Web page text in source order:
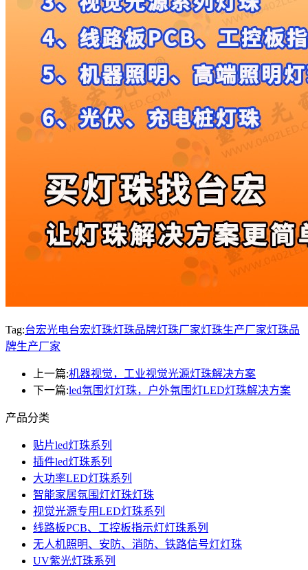
Tag:台宏光电台宏灯珠灯珠品牌灯珠厂家灯珠生产厂家灯珠品
牌生产厂家
上一篇:机器视觉，工业视觉光源灯珠解决方案
下一篇:led氛围灯灯珠，户外氛围灯LED灯珠解决方案
产品分类
贴片led灯珠系列
插件led灯珠系列
大功率LED灯珠系列
智能家居氛围灯灯珠灯珠
视觉光源专用LED灯珠系列
线路板PCB、工控板指示灯灯珠系列
无人机照明、安防、消防、铁路信号灯灯珠
UV紫光灯珠系列